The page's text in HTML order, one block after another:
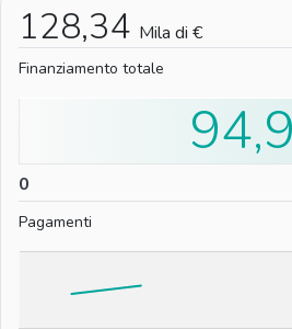
128,34 Mila di €
Finanziamento totale
0
Pagamenti